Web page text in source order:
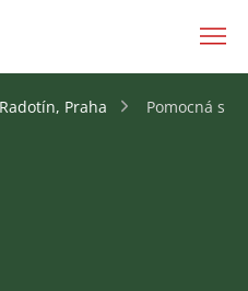
Radotín, Praha Pomocná